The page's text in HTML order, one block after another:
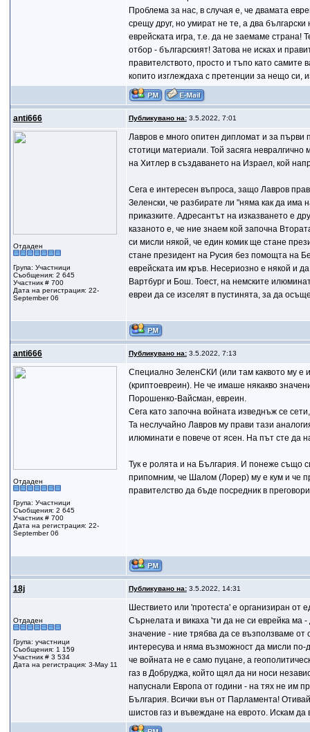
Проблема за нас, в случая е, че двамата
срещу друг, но умират не те, а два
еврейската игра, т.е. да не заемаме
отбор - българският! Затова не исках и
правителството, просто и тъпо като самите
копито изглеждаха с претенции за нещо си,
anti666 Публикувано на:3.5.2022, 7:01
Отдаден
Група: Участници
Съобщения: 2 645
Участник # 700
Дата на регистрация: 22-
September 06
Лавров е много опитен дипломат и за първи
стотици материали. Той засяга
на Хитлер в създаването на Израел, кой
Сега е интересен въпроса, защо Лавров
Зеленски, че разбирате ли "няма как да има
приказките. Адресантът на изказването е
казаното е, че ние знаем кой започна
си мисли някой, че един комик ще стане
стане президент на Русия без помощта на
еврейската им кръв. Несериозно е някой и
Вартбург и Бош. Тоест, на немските
евреи да се изселят в пустинята, за да
anti666 Публикувано на:3.5.2022, 7:13
Отдаден
Група: Участници
Съобщения: 2 645
Участник # 700
Дата на регистрация: 22-
September 06
Специално ЗеленСКИ (или там каквото му е
(криптоевреин). Не че имаше някакво
Порошенко-Вайсман, евреин.
Сега като започна войната изведнъж се
Та неслучайно Лавров му прави тази
илюминати е повече от ясен. На път сте да
Тук е ролята и на България. И понеже също
припомним, че Шалом (Лорер) му е кум и че
правителство да бъде посредник в
18j Публикувано на:3.5.2022, 14:31
Отдаден
Група: участници
Съобщения: 1 159
Участник # 3 534
Дата на регистрация: 3-May 11
Шествието или 'протеста' е организиран от
Сърнелата и викаха 'ти да не си еврейка ма
значение - ние трябва да се възползваме от
интересува и няма възможност да мисли
че войната не е само пуцане, а
газ в Добруджа, който щял да ни носи
напуснали Европа от години - на тях не им
България. Всички вън от Парламента!
шистов газ и въвеждане на еврото. Искам